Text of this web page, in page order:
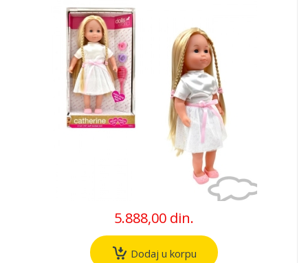
5.888,00 din.
Dodaj u korpu